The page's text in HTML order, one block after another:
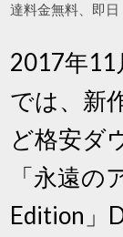
達料金無料、即
2017年11
では、新
ど格安ダ
「永遠の
Edition」